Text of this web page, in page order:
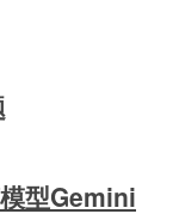
型Gemini